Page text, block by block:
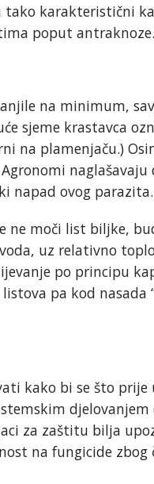
karakteristični
poput antraknoze.
na minimum,
sjeme krastavca
na plamenjaču.)
napad ovog parazita.
ne moči list biljke,
uz relativno
po principu
pa kod
kako bi se što
za zaštitu bilja
na fungicide zbog